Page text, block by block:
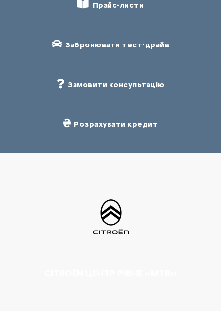
Прайс-листи
Забронювати тест-драйв
Замовити консультацію
Розрахувати кредит